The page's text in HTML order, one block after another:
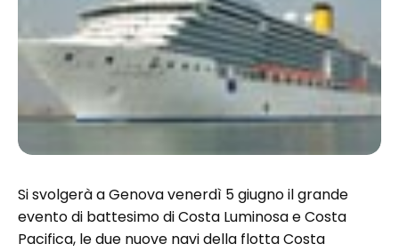
Si svolgerà a Genova venerdì 5 giugno il grande
evento di battesimo di Costa Luminosa e Costa
Pacifica, le due nuove navi della flotta Costa